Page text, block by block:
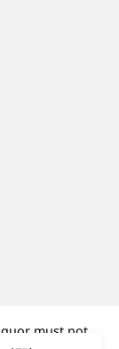
must not